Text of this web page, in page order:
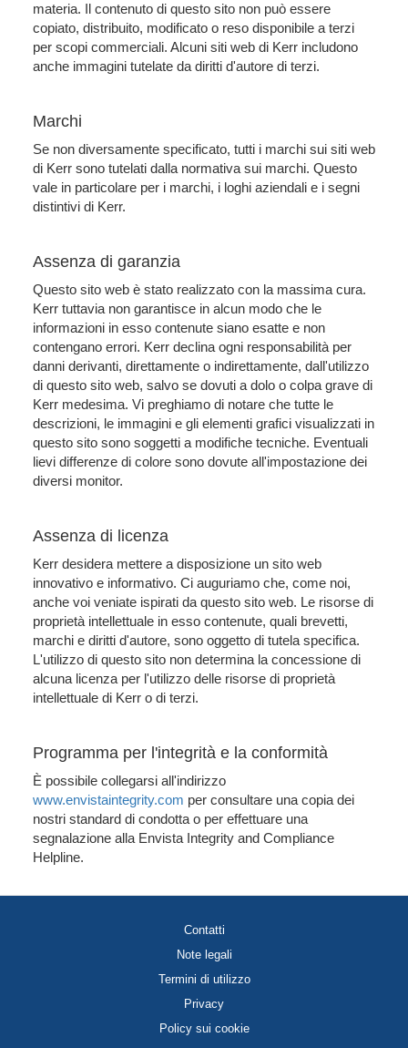
materia. Il contenuto di questo sito non può essere
copiato, distribuito, modificato o reso disponibile a terzi
per scopi commerciali. Alcuni siti web di Kerr includono
anche immagini tutelate da diritti d'autore di terzi.
Marchi
Se non diversamente specificato, tutti i marchi sui siti web
di Kerr sono tutelati dalla normativa sui marchi. Questo
vale in particolare per i marchi, i loghi aziendali e i segni
distintivi di Kerr.
Assenza di garanzia
Questo sito web è stato realizzato con la massima cura.
Kerr tuttavia non garantisce in alcun modo che le
informazioni in esso contenute siano esatte e non
contengano errori. Kerr declina ogni responsabilità per
danni derivanti, direttamente o indirettamente, dall'utilizzo
di questo sito web, salvo se dovuti a dolo o colpa grave di
Kerr medesima. Vi preghiamo di notare che tutte le
descrizioni, le immagini e gli elementi grafici visualizzati in
questo sito sono soggetti a modifiche tecniche. Eventuali
lievi differenze di colore sono dovute all'impostazione dei
diversi monitor.
Assenza di licenza
Kerr desidera mettere a disposizione un sito web
innovativo e informativo. Ci auguriamo che, come noi,
anche voi veniate ispirati da questo sito web. Le risorse di
proprietà intellettuale in esso contenute, quali brevetti,
marchi e diritti d'autore, sono oggetto di tutela specifica.
L'utilizzo di questo sito non determina la concessione di
alcuna licenza per l'utilizzo delle risorse di proprietà
intellettuale di Kerr o di terzi.
Programma per l'integrità e la conformità
È possibile collegarsi all'indirizzo
www.envistaintegrity.com per consultare una copia dei
nostri standard di condotta o per effettuare una
segnalazione alla Envista Integrity and Compliance
Helpline.
Contatti
Note legali
Termini di utilizzo
Privacy
Policy sui cookie